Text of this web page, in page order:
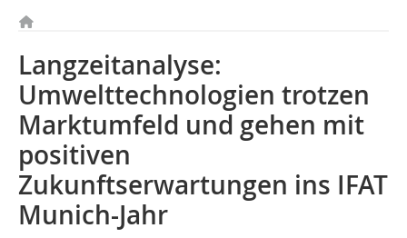
Langzeitanalyse:
Umwelttechnologien trotzen
Marktumfeld und gehen mit
positiven
Zukunftserwartungen ins IFAT
Munich-Jahr